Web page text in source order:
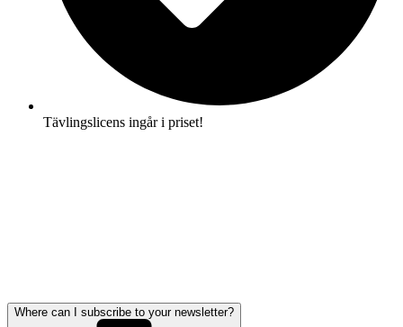
Tävlingslicens ingår i priset!
Where can I subscribe to your newsletter?